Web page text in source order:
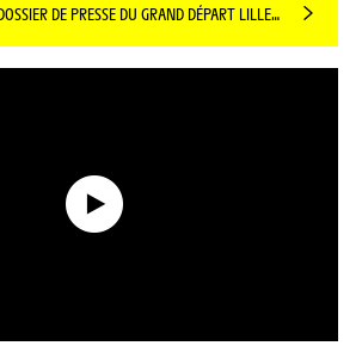
TÉLÉCHARGER LE DOSSIER DE PRESSE DU GRAND DÉPART LILLE-NORD DE FRANCE